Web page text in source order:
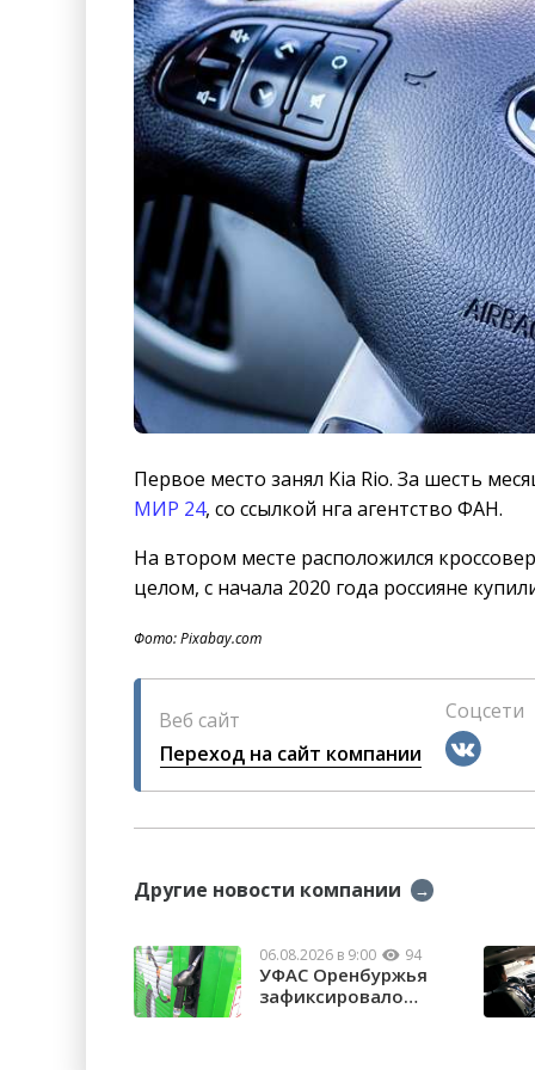
Первое место занял Kia Rio. За шесть
МИР 24, со ссылкой нга агентство ФАН.
На втором месте расположился
целом, с начала 2020 года россияне
Фото: Pixabay.com
Веб сайт
Переход на сайт компании
Соцсети
Другие новости компании →
06.08.2026 в 9:00 94
УФАС Оренбуржья
зафиксировало